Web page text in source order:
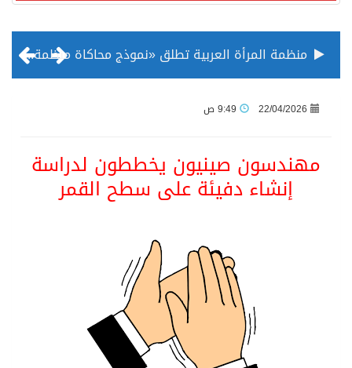
منظمة المرأة العربية تطلق «نموذج محاكاة منظمة المرأة العربية للشباب» بمشاركة 10 دول عربية..غدًا
ثلة من الضابطات في الجييش الكويتي
22/04/2026
مهندسون صينيون يخططون لدراسة
إنشاء دفيئة على سطح القمر